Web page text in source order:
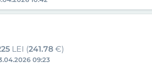
LEI (241.78 €)
09:23